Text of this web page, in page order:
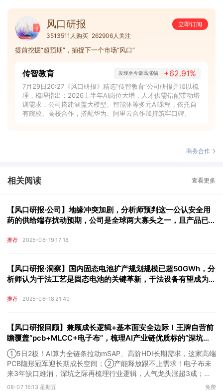
风口研报
立即订阅
3513511人购买 262906人关注
提前挖掘“超预期”，捕捉下一个市场“风口”
传智教育 发现至今最高涨幅 +62.91%
7月29日20:27《风口研报》精选“传智教育”公司研报并加以梳
理，梳理指出：2026上半年AI岗位大增，人才供需错配带动培
训需求，公司搭建涵盖大模型、智能体等多元AI课程，依托自
有院校、高校合作，搭配华为、阿里云合作加持筑牢口碑。
商务合作
相关阅读 查看更多
【风口研报·公司】地缘冲突加剧，分析师预判这一公认安全用
药的供给端存扰动预期，公司是全球两大寡头之一，且产品已在
AI产品+人形机器人产品发布在即
推荐 2025-06-19 17:18
【风口研报·洞察】国内固态电池扩产规划规模已超50GWh，分
析师认为干法工艺是固态电池的关键革新，干法设备有望成为行
推荐 2025-06-18 21:49
【风口研报回顾】兼顾成长逻辑+基本面安全边际！王牌自营前
瞻覆盖“pcb+MLCC+电子布”，梳理AI产业链优质标的“深坑起
跳”
①5日2板！AI算力全链条拉动mSAP、高阶HDI长期需求，这家高端
PCB隐形冠军迎长期成长空间；②产能释放跟不上需求！电子布未
来3年缺口难消，深坑之际再梳理行业逻辑，人气龙头涨超3成；
③AI服务器、机器人带动MLCC景气周期持续！这家公司扩产、涨
08-07 16:13 星期五 免费